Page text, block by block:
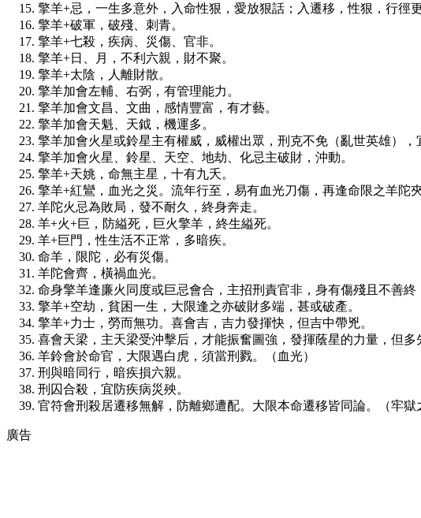
擎羊+忌，一生多意外，入命性狠，愛放狠話；入遷移，性狠，行徑更
擎羊+破軍，破殘、刺青。
擎羊+七殺，疾病、災傷、官非。
擎羊+日、月，不利六親，財不聚。
擎羊+太陰，人離財散。
擎羊加會左輔、右弼，有管理能力。
擎羊加會文昌、文曲，感情豐富，有才藝。
擎羊加會天魁、天鉞，機運多。
擎羊加會火星或鈴星主有權威，威權出眾，刑克不免（亂世英雄），
擎羊加會火星、鈴星、天空、地劫、化忌主破財，沖動。
擎羊+天姚，命無主星，十有九夭。
擎羊+紅鸞，血光之災。流年行至，易有血光刀傷，再逢命限之羊陀
羊陀火忌為敗局，發不耐久，終身奔走。
羊+火+巨，防縊死，巨火擎羊，終生縊死。
羊+巨門，性生活不正常，多暗疾。
命羊，限陀，必有災傷。
羊陀會齊，橫禍血光。
命身擎羊逢廉火同度或巨忌會合，主招刑責官非，身有傷殘且不善終
擎羊+空劫，貧困一生，大限逢之亦破財多端，甚或破產。
擎羊+力士，勞而無功。喜會吉，吉力發揮快，但吉中帶兇。
喜會天梁，主天梁受沖擊后，才能振奮圖強，發揮蔭星的力量，但多
羊鈴會於命官，大限遇白虎，須當刑戮。（血光）
刑與暗同行，暗疾損六親。
刑囚合殺，宜防疾病災殃。
官符會刑殺居遷移無解，防離鄉遭配。大限本命遷移皆同論。（牢獄
廣告